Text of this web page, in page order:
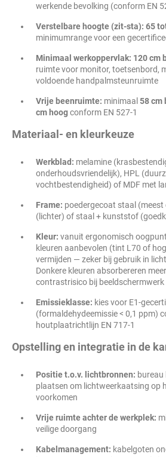
werkende bevolking (conform EN
Verstelbare hoogte (zit-sta): 65
minimumrange voor een
Minimaal werkoppervlak: 120 cm
ruimte voor monitor, toetsenbord,
voldoende handpalmsteunruimte
Vrije beenruimte: minimaal 58 cm
cm hoogconform EN 527-1
Materiaal- en kleurkeuze
Werkblad: melamine
onderhoudsvriendelijk), HPL
vochtbestendigheid) of MDF met
Frame: poedergecoat staal
(lichter) of staal + kunststof
Kleur: vanuit ergonomisch
kleuren aanbevolen (tint L70 of
vermijden — zeker bij gebruik in
Donkere kleuren absorbereren
contrastrisico bij beeldschermwerk
Emissieklasse: kies voor E1-
(formaldehydeemissie < 0,1 ppm)
houtplaatrichtlijn EN 717-1
Opstelling en integratie in de
Positie t.o.v. lichtbronnen:
plaatsen om lichtweerkaatsing op
voorkomen
Vrije ruimte achter de werkplek:
veilige doorgang
Kabelmanagement: kabelgoten